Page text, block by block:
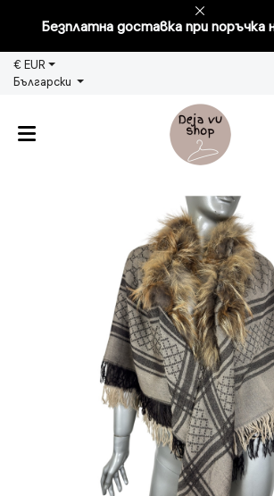
Безплатна доставка при поръчка
€ EUR
Български